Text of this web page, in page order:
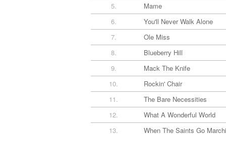
5.
Mame
6.
You'll Never Walk Alone
7.
Ole Miss
8.
Blueberry Hill
9.
Mack The Knife
10.
Rockin' Chair
11.
The Bare Necessities
12.
What A Wonderful World
13.
When The Saints Go